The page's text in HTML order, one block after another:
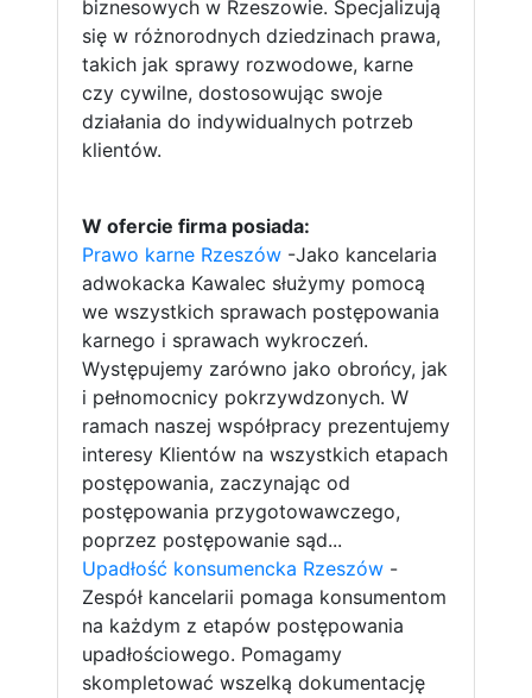
biznesowych w Rzeszowie. Specjalizują
się w różnorodnych dziedzinach prawa,
takich jak sprawy rozwodowe, karne
czy cywilne, dostosowując swoje
działania do indywidualnych potrzeb
klientów.
W ofercie firma posiada:
Prawo karne Rzeszów -Jako kancelaria
adwokacka Kawalec służymy pomocą
we wszystkich sprawach postępowania
karnego i sprawach wykroczeń.
Występujemy zarówno jako obrońcy, jak
i pełnomocnicy pokrzywdzonych. W
ramach naszej współpracy prezentujemy
interesy Klientów na wszystkich etapach
postępowania, zaczynając od
postępowania przygotowawczego,
poprzez postępowanie sąd...
Upadłość konsumencka Rzeszów -
Zespół kancelarii pomaga konsumentom
na każdym z etapów postępowania
upadłościowego. Pomagamy
skompletować wszelką dokumentację